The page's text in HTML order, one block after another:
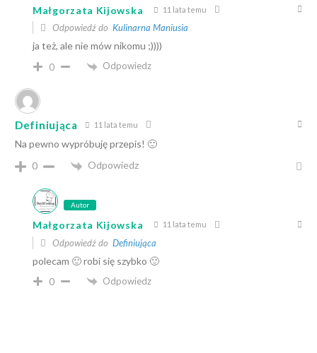
Małgorzata Kijowska 11 lata temu
Odpowiedź do Kulinarna Maniusia
ja też, ale nie mów nikomu ;))))
0 Odpowiedz
Definiująca 11 lata temu
Na pewno wypróbuję przepis! 🙂
0
Odpowiedz
Autor
Małgorzata Kijowska 11 lata temu
Odpowiedź do Definiująca
polecam 🙂 robi się szybko 🙂
0 Odpowiedz